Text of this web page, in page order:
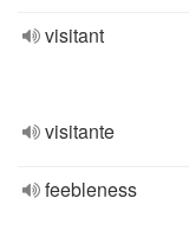
visitant
visitante
feebleness